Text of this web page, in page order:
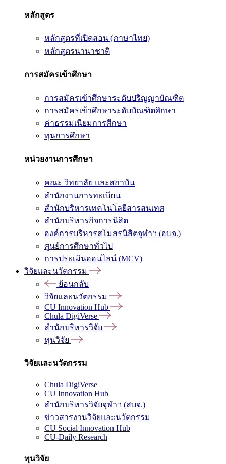
หลักสูตร
หลักสูตรที่เปิดสอน (ภาษาไทย)
หลักสูตรนานาชาติ
การสมัครเข้าศึกษา
การสมัครเข้าศึกษาระดับปริญญาบัณฑิต
การสมัครเข้าศึกษาระดับบัณฑิตศึกษา
ค่าธรรมเนียมการศึกษา
ทุนการศึกษา
หน่วยงานการศึกษา
คณะ วิทยาลัย และสถาบัน
สำนักงานการทะเบียน
สำนักบริหารเทคโนโลยีสารสนเทศ
สำนักบริหารกิจการนิสิต
องค์การบริหารสโมสรนิสิตจุฬาฯ (อบจ.)
ศูนย์การศึกษาทั่วไป
การประเมินออนไลน์ (MCV)
วิจัยและนวัตกรรม
ย้อนกลับ
วิจัยและนวัตกรรม
CU Innovation Hub
Chula DigiVerse
สำนักบริหารวิจัย
ทุนวิจัย
วิจัยและนวัตกรรม
Chula DigiVerse
CU Innovation Hub
สำนักบริหารวิจัยจุฬาฯ (สบจ.)
ข่าวสารงานวิจัยและนวัตกรรม
CU Social Innovation Hub
CU-Daily Research
ทุนวิจัย